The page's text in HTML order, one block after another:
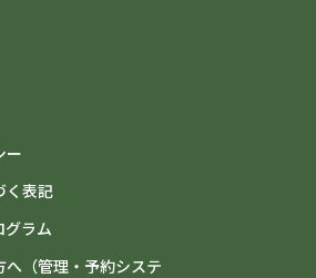
ー
く表記
グラム
（管理・予約システ